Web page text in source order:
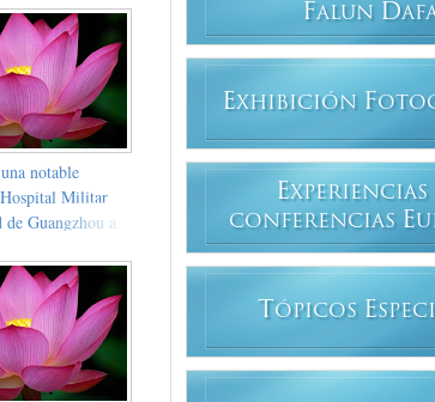
notable
Militar
Guangzhou a
FALUN D
EXHIBICIÓN F
EXPERIENCIAS
CONFERENCIAS E
T ÓPICOS E